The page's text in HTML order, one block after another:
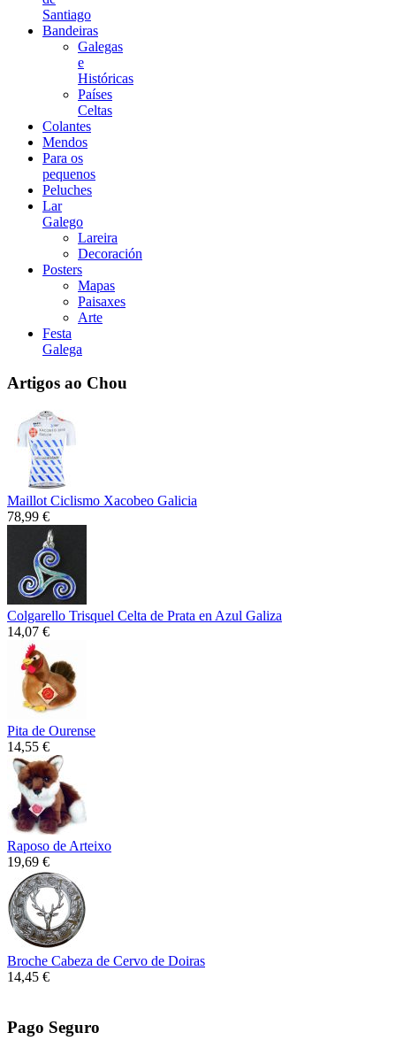
Santiago
Bandeiras
Galegas
e
Históricas
Países
Celtas
Colantes
Mendos
Para os
pequenos
Peluches
Lar
Galego
Lareira
Decoración
Posters
Mapas
Paisaxes
Arte
Festa
Galega
Artigos ao Chou
Maillot Ciclismo Xacobeo Galicia
78,99 €
Colgarello Trisquel Celta de Prata en Azul Galiza
14,07 €
Pita de Ourense
14,55 €
Raposo de Arteixo
19,69 €
Broche Cabeza de Cervo de Doiras
14,45 €
Pago Seguro